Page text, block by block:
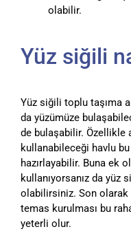
olabilir.
Yüz siğili
Yüz siğili toplu taşıma
da yüzümüze
de bulaşabilir. Özellikle
kullanabileceği havlu
hazırlayabilir. Buna ek
kullanıyorsanız da yüz
olabilirsiniz. Son
temas kurulması bu
yeterli olur.